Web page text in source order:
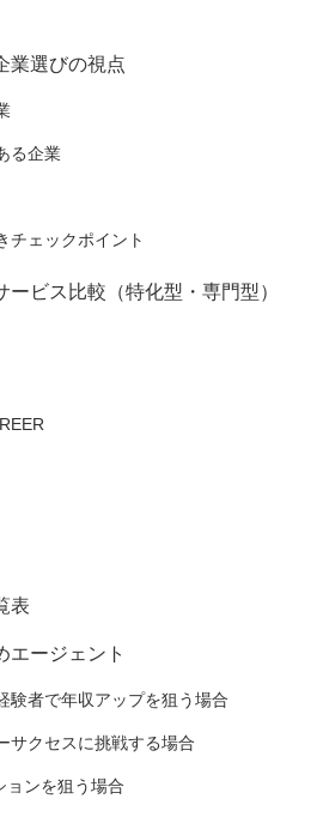
業選びの視点
る企業
チェックポイント
ビス比較（特化型・専門型）
表
エージェント
験者で年収アップを狙う場合
サクセスに挑戦する場合
ョンを狙う場合